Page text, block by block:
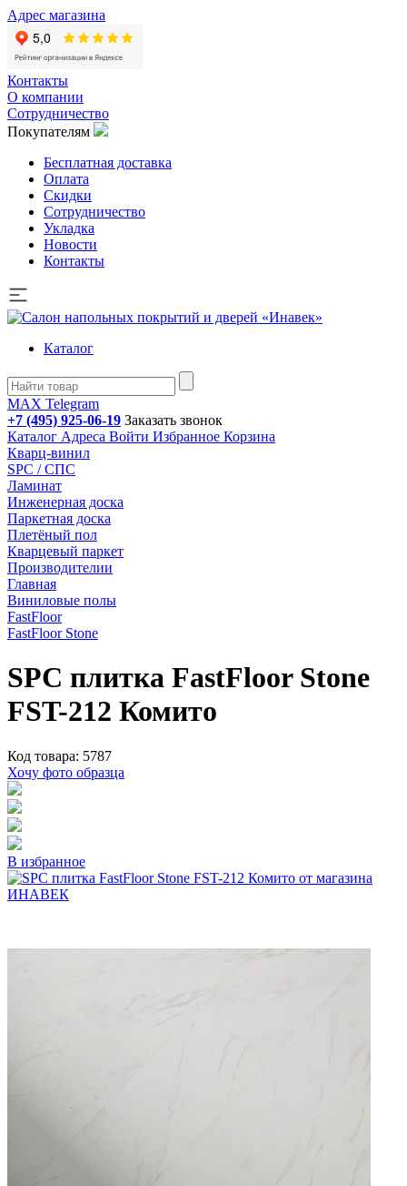
Адрес магазина
Контакты
О компании
Сотрудничество
Покупателям
Бесплатная доставка
Оплата
Скидки
Сотрудничество
Укладка
Новости
Контакты
Каталог
MAX Telegram
+7 (495) 925-06-19 Заказать звонок
Каталог Адреса Войти Избранное Корзина
Кварц-винил
SPC / СПС
Ламинат
Инженерная доска
Паркетная доска
Плетёный пол
Кварцевый паркет
Производителии
Главная
Виниловые полы
FastFloor
FastFloor Stone
SPC плитка FastFloor Stone
FST-212 Комито
Код товара: 5787
Хочу фото образца
В избранное